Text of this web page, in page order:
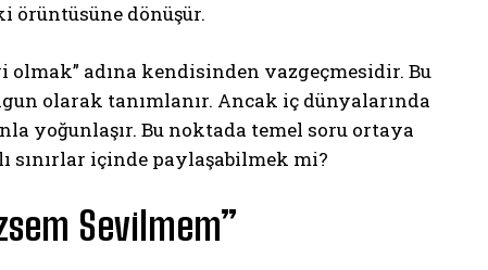
örüntüsüne dönüşür.
adına kendisinden vazgeçmesidir. Bu
olarak tanımlanır. Ancak iç dünyalarında
yoğunlaşır. Bu noktada temel soru ortaya
sınırlar içinde paylaşabilmek mi?
Sevilmem”